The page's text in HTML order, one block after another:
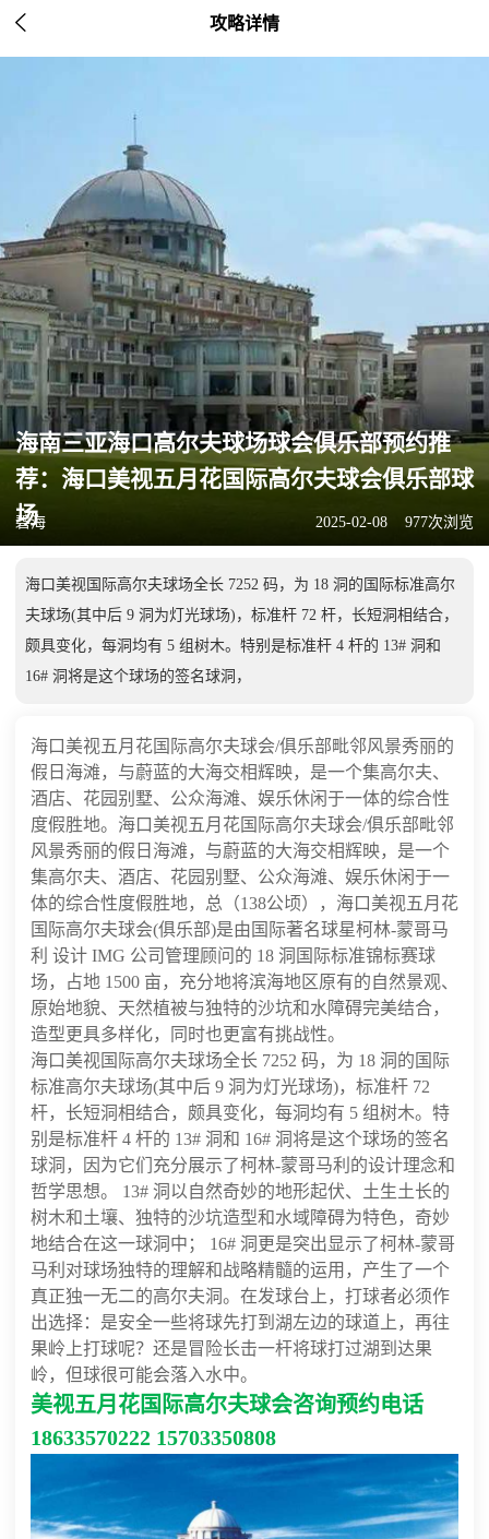
 攻略详情
海南三亚海口高尔夫球场球会俱乐部预约推
荐：海口美视五月花国际高尔夫球会俱乐部球
场
碧海 2025-02-08 977次浏览
海口美视国际高尔夫球场全长 7252 码，为 18 洞的国际标准高尔
夫球场(其中后 9 洞为灯光球场)，标准杆 72 杆，长短洞相结合，
颇具变化，每洞均有 5 组树木。特别是标准杆 4 杆的 13# 洞和
16# 洞将是这个球场的签名球洞，
海口美视五月花国际高尔夫球会/俱乐部毗邻风景秀丽的
假日海滩，与蔚蓝的大海交相辉映，是一个集高尔夫、
酒店、花园别墅、公众海滩、娱乐休闲于一体的综合性
度假胜地。海口美视五月花国际高尔夫球会/俱乐部毗邻
风景秀丽的假日海滩，与蔚蓝的大海交相辉映，是一个
集高尔夫、酒店、花园别墅、公众海滩、娱乐休闲于一
体的综合性度假胜地，总（138公顷），海口美视五月花
国际高尔夫球会(俱乐部)是由国际著名球星柯林-蒙哥马
利 设计 IMG 公司管理顾问的 18 洞国际标准锦标赛球
场，占地 1500 亩，充分地将滨海地区原有的自然景观、
原始地貌、天然植被与独特的沙坑和水障碍完美结合，
造型更具多样化，同时也更富有挑战性。
海口美视国际高尔夫球场全长 7252 码，为 18 洞的国际
标准高尔夫球场(其中后 9 洞为灯光球场)，标准杆 72
杆，长短洞相结合，颇具变化，每洞均有 5 组树木。特
别是标准杆 4 杆的 13# 洞和 16# 洞将是这个球场的签名
球洞，因为它们充分展示了柯林-蒙哥马利的设计理念和
哲学思想。 13# 洞以自然奇妙的地形起伏、土生土长的
树木和土壤、独特的沙坑造型和水域障碍为特色，奇妙
地结合在这一球洞中； 16# 洞更是突出显示了柯林-蒙哥
马利对球场独特的理解和战略精髓的运用，产生了一个
真正独一无二的高尔夫洞。在发球台上，打球者必须作
出选择：是安全一些将球先打到湖左边的球道上，再往
果岭上打球呢？还是冒险长击一杆将球打过湖到达果
岭，但球很可能会落入水中。
美视五月花国际高尔夫球会咨询预约电话
18633570222 15703350808